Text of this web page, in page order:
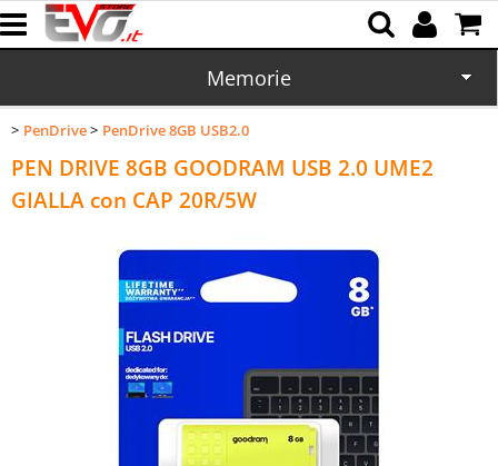
Home
CD/DVD
Memorie
Batterie
Cartucce
Domotica
Cellulari
PenDrive PenDrive 8GB USB2.0
PEN DRIVE 8GB GOODRAM USB 2.0 UME2
GIALLA con CAP 20R/5W